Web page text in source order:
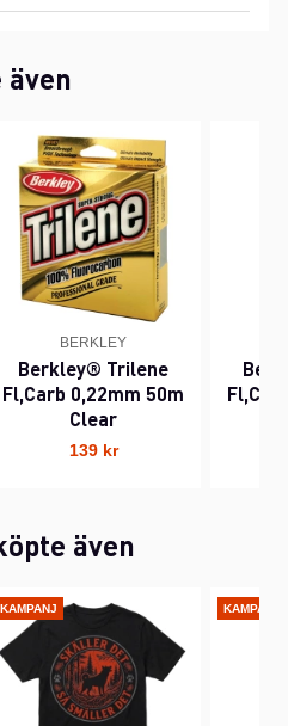
även
BERKLEY
Berkley® Trilene
Fl,Carb 0,22mm 50m
Clear
139 kr
även
KAMPANJ KAMPANJ